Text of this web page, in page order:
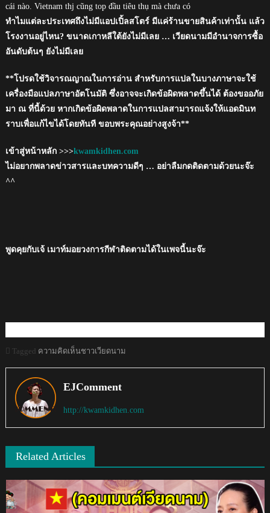
cái nào. Vietnam thj cũng top đầu tiêu thụ mà chưa có
ทำไมแต่ละประเทศถึงไม่มีแอปเปิ้ลสโตร์ มีแค่ร้านขายสินค้าเท่านั้น แล้ว
โรงงานอยู่ไหน? ขนาดเกาหลีใต้ยังไม่มีเลย … เวียดนามมีอำนาจการซื้อ
อันดับต้นๆ ยังไม่มีเลย
**โปรดใช้วิจารณญาณในการอ่าน สำหรับการแปลในบางภาษาจะใช้
เครื่องมือแปลภาษาอัตโนมัติ ซึ่งอาจจะเกิดข้อผิดพลาดขึ้นได้ ต้องขออภัย
มา ณ ที่นี้ด้วย หากเกิดข้อผิดพลาดในการแปลสามารถแจ้งให้แอดมินท
ราบเพื่อแก้ไขได้โดยทันที ขอบพระคุณอย่างสูงจ้า**
เข้าสู่หน้าหลัก >>>kwamkidhen.com
ไม่อยากพลาดข่าวสารและบทความดีๆ … อย่าลืมกดติดตามด้วยนะจ๊ะ
^^
พูดคุยกับเจ้ เมาท์มอยวงการกีฬาติดตามได้ในเพจนี้นะจ๊ะ
Tagged ความคิดเห็นชาวเวียดนาม
EJComment
http://kwamkidhen.com
Related Articles